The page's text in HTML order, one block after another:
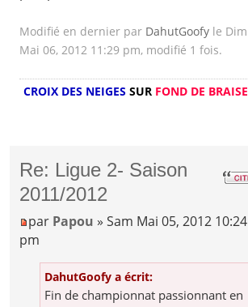
Modifié en dernier par DahutGoofy le Dim
Mai 06, 2012 11:29 pm, modifié 1 fois.
CROIX DES NEIGES SUR FOND DE BRAISE
Re: Ligue 2- Saison
2011/2012
par Papou » Sam Mai 05, 2012 10:24
pm
DahutGoofy a écrit:
Fin de championnat passionnant en